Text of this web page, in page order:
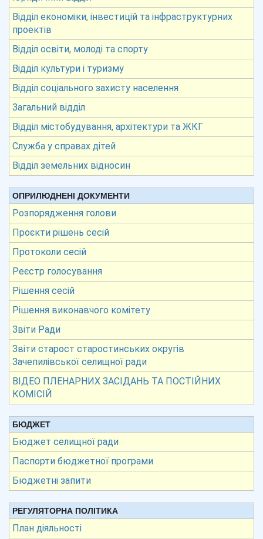
Відділ економіки, інвестицій та інфраструктурних
проектів
Відділ освіти, молоді та спорту
Відділ культури і туризму
Відділ соціального захисту населення
Загальний відділ
Відділ містобудування, архітектури та ЖКГ
Служба у справах дітей
Відділ земельних відносин
ОПРИЛЮДНЕНІ ДОКУМЕНТИ
Розпорядження голови
Проєкти рішень сесій
Протоколи сесій
Реєстр голосування
Рішення сесій
Рішення виконавчого комітету
Звіти Ради
Звіти старост старостинських округів
Зачепилівської селищної ради
ВІДЕО ПЛЕНАРНИХ ЗАСІДАНЬ ТА ПОСТІЙНИХ
КОМІСІЙ
БЮДЖЕТ
Бюджет селищної ради
Паспорти бюджетної програми
Бюджетні запити
РЕГУЛЯТОРНА ПОЛІТИКА
План діяльності